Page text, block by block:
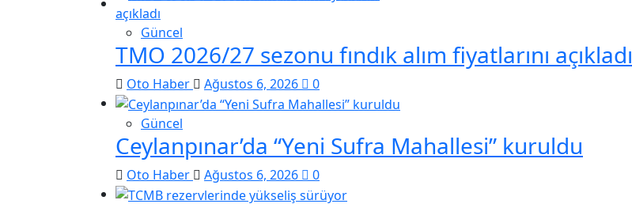
Güncel
TMO 2026/27 sezonu fındık alım fiyatlarını açıkladı
Oto Haber Ağustos 6, 2026 0
Güncel
Ceylanpınar’da “Yeni Sufra Mahallesi” kuruldu
Oto Haber Ağustos 6, 2026 0